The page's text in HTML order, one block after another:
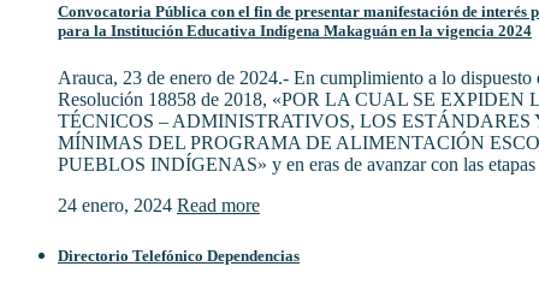
Convocatoria Pública con el fin de presentar manifestación de interés
para la Institución Educativa Indígena Makaguán en la vigencia 2024
Arauca, 23 de enero de 2024.- En cumplimiento a lo dispuesto
Resolución 18858 de 2018, «POR LA CUAL SE
TÉCNICOS – ADMINISTRATIVOS, LOS ESTÁNDARES
MÍNIMAS DEL PROGRAMA DE ALIMENTACIÓN
PUEBLOS INDÍGENAS» y en eras de avanzar con las etapas
24 enero, 2024 Read more
Directorio Telefónico Dependencias